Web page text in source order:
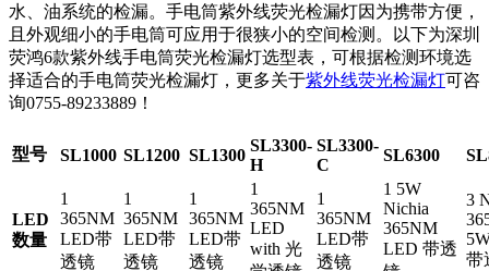
水、油系统的检漏。手电筒紫外线荧光检漏灯因为携带方便，
且外观细小的手电筒可应用于很狭小的空间检测。以下为深圳
荧鸿6款紫外线手电筒荧光检漏灯选型表，可根据检测环境选
择适合的手电筒荧光检漏灯，更多关于紫外线荧光检漏灯可咨
询0755-89233889！
型号 SL1000 SL1200 SL1300
SL3300-
H
SL3300-
C
SL6300
LED
数量
1
365NM
LED带
透镜
1
365NM
LED带
透镜
1
365NM
LED带
透镜
1
365NM
LED
with 光
1
365NM
LED带
透镜
1 5W
Nichia
365NM
LED 带透
3
带